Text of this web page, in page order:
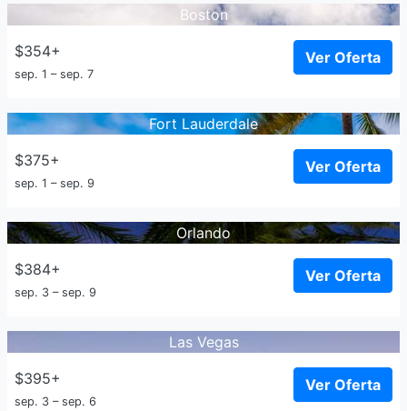
Boston
$354+
sep. 1 – sep. 7
Ver Oferta
Fort Lauderdale
$375+
sep. 1 – sep. 9
Ver Oferta
Orlando
$384+
sep. 3 – sep. 9
Ver Oferta
Las Vegas
$395+
sep. 3 – sep. 6
Ver Oferta